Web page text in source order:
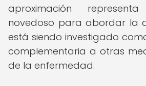
aproximación
novedoso para abordar la
está siendo investigado
complementaria a otras
de la enfermedad.